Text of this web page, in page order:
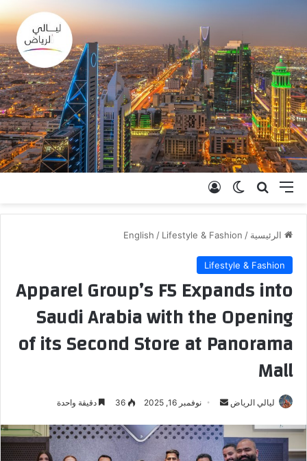
القائمة بحث عنالوضع المظلم
الرئيسية /
English / Lifestyle & Fashion
Lifestyle & Fashion
Apparel Group’s F5 Expands into
Saudi Arabia with the Opening
of its Second Store at Panorama
Mall
ليالي الرياض
س
نوفمبر 16, 2025 36 دقيقة واحدة